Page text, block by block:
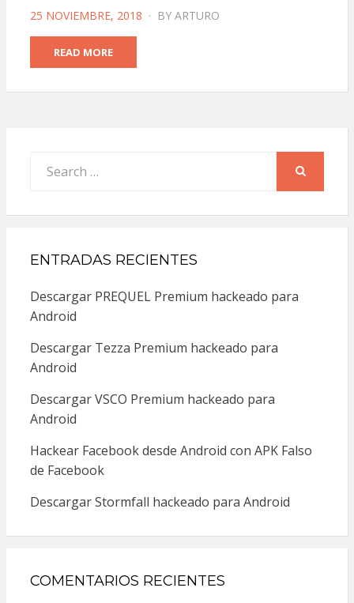
POSTED
25 NOVIEMBRE, 2018 BY ARTURO
READ MORE
for:
ENTRADAS RECIENTES
Descargar PREQUEL Premium hackeado para
Android
Descargar Tezza Premium hackeado para
Android
Descargar VSCO Premium hackeado para
Android
Hackear Facebook desde Android con APK Falso
de Facebook
Descargar Stormfall hackeado para Android
COMENTARIOS RECIENTES